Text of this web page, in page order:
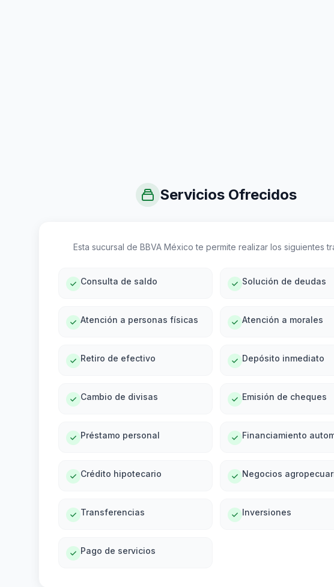
Servicios Ofrecidos
Esta sucursal de BBVA México te permite realizar los siguientes
Consulta de saldo Solución de deudas
Atención a personas físicas Atención a morales
Retiro de efectivo Depósito inmediato
Cambio de divisas Emisión de cheques
Préstamo personal Financiamiento
Crédito hipotecario Negocios
Transferencias Inversiones
Pago de servicios